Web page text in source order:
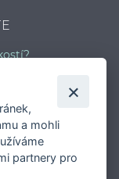
a mohli
partnery pro